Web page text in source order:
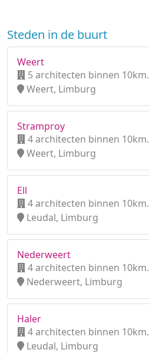
Steden in de buurt
Weert
5 architecten binnen 10km.
Weert, Limburg
Stramproy
4 architecten binnen 10km.
Weert, Limburg
Ell
4 architecten binnen 10km.
Leudal, Limburg
Nederweert
4 architecten binnen 10km.
Nederweert, Limburg
Haler
4 architecten binnen 10km.
Leudal, Limburg